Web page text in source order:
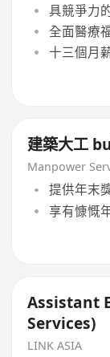
具競爭力
全面醫療
十三個月
Manpower
提供年末
享有慷慨
Assistant
Services)
LINK ASIA